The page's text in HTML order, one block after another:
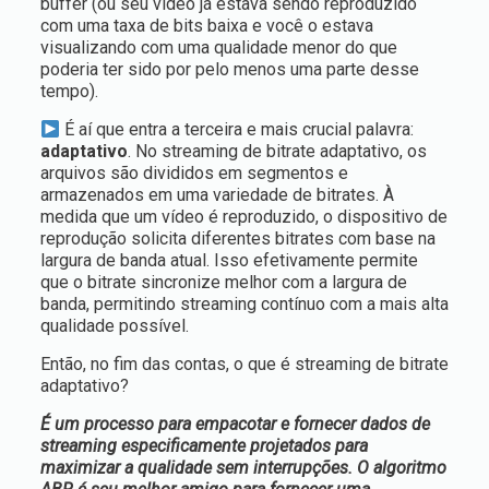
com uma taxa de bits baixa e você o estava
visualizando com uma qualidade menor do que
poderia ter sido por pelo menos uma parte desse
tempo).
É aí que entra a terceira e mais crucial palavra:
adaptativo. No streaming de bitrate adaptativo, os
arquivos são divididos em segmentos e
armazenados em uma variedade de bitrates. À
medida que um vídeo é reproduzido, o dispositivo de
reprodução solicita diferentes bitrates com base na
largura de banda atual. Isso efetivamente permite
que o bitrate sincronize melhor com a largura de
banda, permitindo streaming contínuo com a mais alta
qualidade possível.
Então, no fim das contas, o que é streaming de bitrate
adaptativo?
É um processo para empacotar e fornecer dados de
streaming especificamente projetados para
maximizar a qualidade sem interrupções. O algoritmo